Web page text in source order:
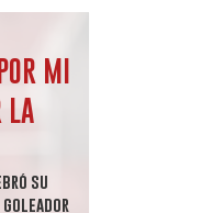
MI
LA
su
goleador